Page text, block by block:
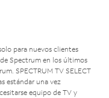
para nuevos clientes
Spectrum en los últimos
SPECTRUM TV SELECT
estándar una vez
equipo de TV y